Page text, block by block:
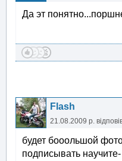
Да эт
Flash
21.08.2009 р.
будет бооольшой
подписывать